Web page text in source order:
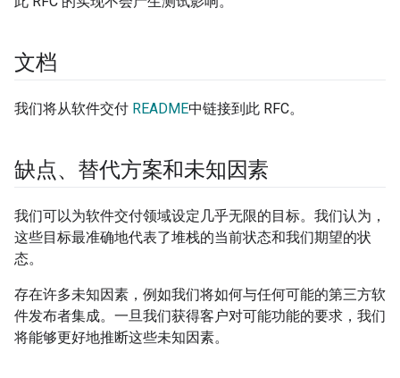
文档
我们将从软件交付 README中链接到此 RFC。
缺点、替代方案和未知因素
我们可以为软件交付领域设定几乎无限的目标。我们认为，
这些目标最准确地代表了堆栈的当前状态和我们期望的状
态。
存在许多未知因素，例如我们将如何与任何可能的第三方软
件发布者集成。一旦我们获得客户对可能功能的要求，我们
将能够更好地推断这些未知因素。